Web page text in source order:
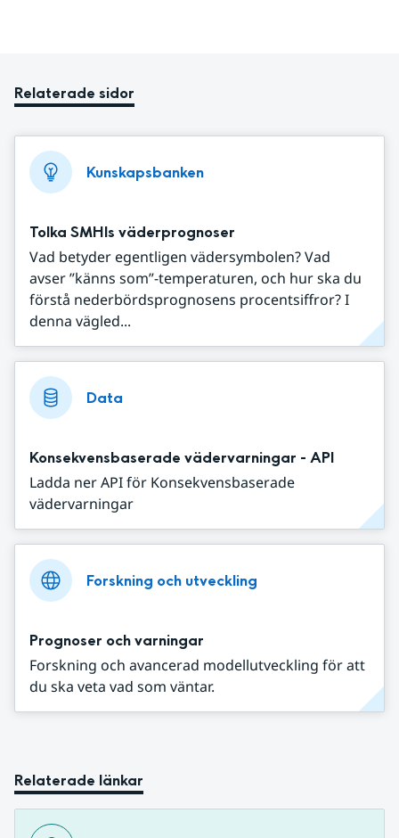
Relaterade sidor
Kunskapsbanken
Tolka SMHIs väderprognoser
Vad betyder egentligen vädersymbolen? Vad
avser ”känns som”-temperaturen, och hur ska du
förstå nederbördsprognosens procentsiffror? I
denna vägled...
Data
Konsekvensbaserade vädervarningar - API
Ladda ner API för Konsekvensbaserade
vädervarningar
Forskning och utveckling
Prognoser och varningar
Forskning och avancerad modellutveckling för att
du ska veta vad som väntar.
Relaterade länkar